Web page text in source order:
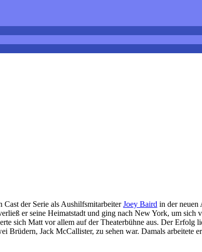
der Serie als AushilfsmitarbeiterJoey Baird in der neuen
er seine Heimatstadt und ging nach New York, um sich
sich Matt vor allem auf der Theaterbühne aus. Der Erfolg
Brüdern, Jack McCallister, zu sehen war. Damals arbeitete